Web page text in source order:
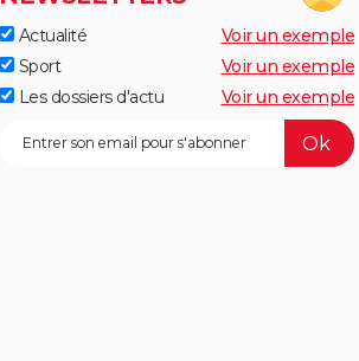
Actualité
Voir un exemple
Sport
Voir un exemple
Les dossiers d'actu
Voir un exemple